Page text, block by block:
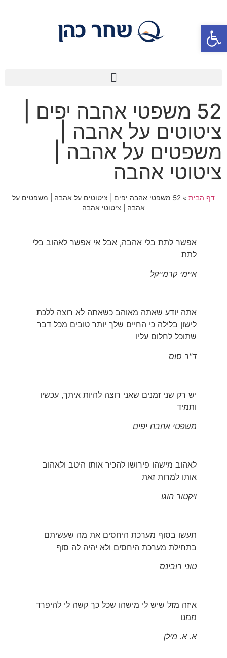
פתח סרגל נגישות
52 משפטי אהבה יפים |
ציטוטים על אהבה |
משפטים על אהבה |
ציטוטי אהבה
דף הבית »
52 משפטי אהבה יפים | ציטוטים על אהבה | משפטים על
אהבה | ציטוטי אהבה
אפשר לתת בלי אהבה, אבל אי אפשר לאהוב בלי
לתת
איימי קרמייקל
אתה יודע שאתה מאוהב כשאתה לא רוצה ללכת
לישון בלילה כי החיים שלך יותר טובים מכל דבר
שתוכל לחלום עליו
ד"ר סוס
יש רק שני זמנים שאני רוצה להיות איתך, עכשיו
ותמיד
משפטי אהבה יפים
לאהוב מישהו פירושו להכיר אותו היטב ולאהוב
אותו למרות זאת
ויקטור הוגו
תעשו בסוף מערכת היחסים את מה שעשיתם
בתחילת מערכת היחסים ולא יהיה לה סוף
טוני רובינס
איזה מזל שיש לי מישהו שכל כך קשה לי להיפרד
ממנו
א. א. מילן